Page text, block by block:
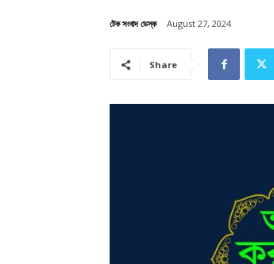
টেক সংবাদ ডেস্ক August 27, 2024
Share